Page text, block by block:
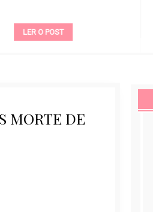
MORTE DE